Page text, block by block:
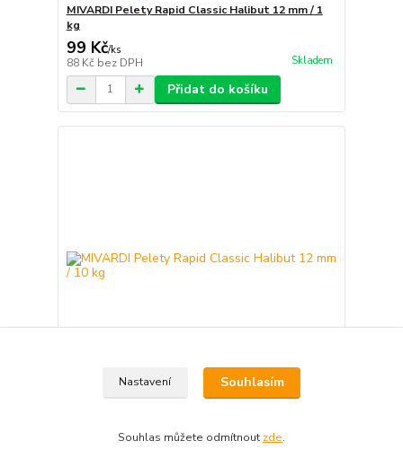
MIVARDI Pelety Rapid Classic Halibut 12 mm / 1
kg
99 Kč/ks
88 Kč bez DPH Skladem
Přidat do košíku
Nastavení Souhlasím
Souhlas můžete odmítnout zde.